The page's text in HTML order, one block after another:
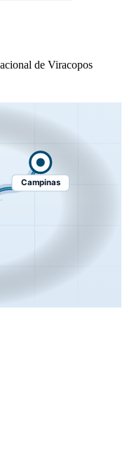
de Viracopos
Campinas